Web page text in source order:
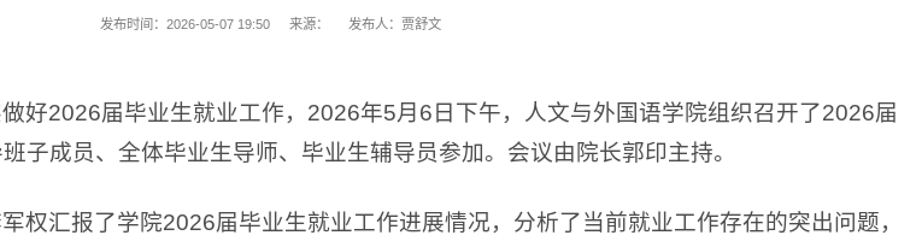
发布时间：2026-05-07 19:50 来源： 发布人：贾舒文
好2026届毕业生就业工作，2026年5月6日下午，人文与外国语学院组织召开了2026届
子成员、全体毕业生导师、毕业生辅导员参加。会议由院长郭印主持。
权汇报了学院2026届毕业生就业工作进展情况，分析了当前就业工作存在的突出问题，